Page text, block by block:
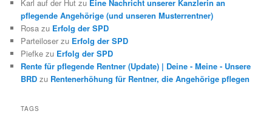
Karl auf der Hut zu Eine Nachricht unserer Kanzlerin an
pflegende Angehörige (und unseren Musterrentner)
Rosa zu Erfolg der SPD
Parteiloser zu Erfolg der SPD
Piefke zu Erfolg der SPD
Rente für pflegende Rentner (Update) | Deine - Meine - Unsere
BRD zu Rentenerhöhung für Rentner, die Angehörige pflegen
TAGS